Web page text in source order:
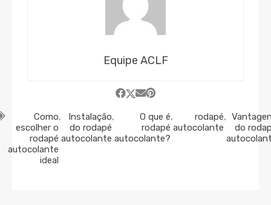
Equipe ACLF
Como
escolher o
rodapé
autocolante
ideal
,
Instalação
do rodapé
autocolante
,
O que é
rodapé
autocolante?
,
rodapé
autocolante
,
do